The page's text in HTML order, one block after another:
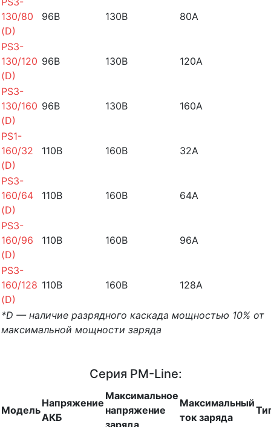
130/80
(D)
96B 130B 80A
PS3-
130/120
(D)
96B 130B 120A
PS3-
130/160
(D)
96B 130B 160A
PS1-
160/32
(D)
110B 160B 32A
PS3-
160/64
(D)
110B 160B 64A
PS3-
160/96
(D)
110B 160B 96A
PS3-
160/128
(D)
110B 160B 128A
*D — наличие разрядного каскада мощностью 10% от
максимальной мощности заряда
Серия PM-Line:
Модель
Напряжение
АКБ
Максимальное
напряжение
заряда
Максимальный
ток заряда